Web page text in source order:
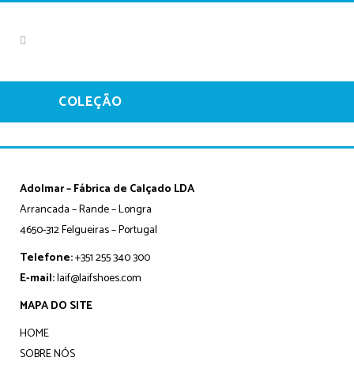
COLEÇÃO
Adolmar – Fábrica de Calçado LDA
Arrancada – Rande – Longra
4650-312 Felgueiras – Portugal
Telefone:+351 255 340 300
E-mail:laif@laifshoes.com
MAPA DO SITE
HOME
SOBRE NÓS